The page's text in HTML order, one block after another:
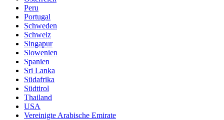
Peru
Portugal
Schweden
Schweiz
Singapur
Slowenien
Spanien
Sri Lanka
Südafrika
Südtirol
Thailand
USA
Vereinigte Arabische Emirate